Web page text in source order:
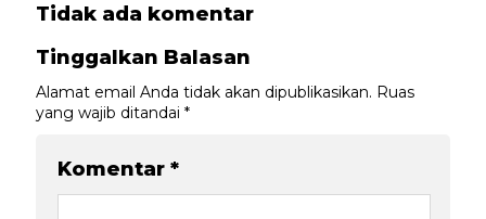
Tidak ada komentar
Tinggalkan Balasan
Alamat email Anda tidak akan dipublikasikan. Ruas
yang wajib ditandai *
Komentar *